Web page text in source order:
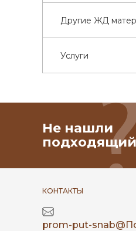
Другие ЖД
Услуги
Не нашли
подходящий
КОНТАКТЫ
prom-put-snab@